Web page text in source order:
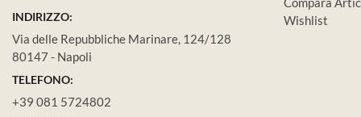
INDIRIZZO:
Via delle Repubbliche Marinare, 124/128
80147 - Napoli
TELEFONO:
+39 081 5724802
Wishlist